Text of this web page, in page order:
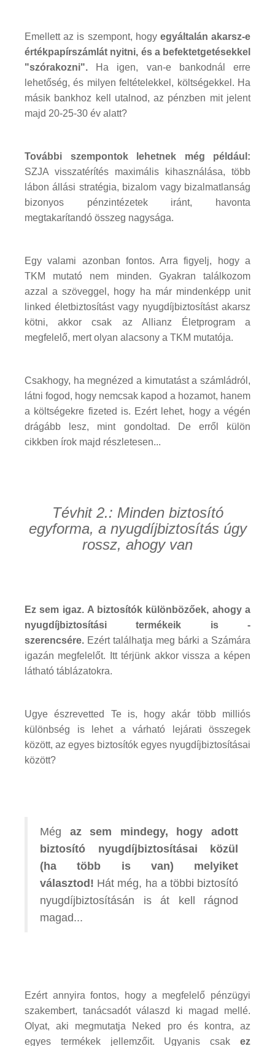
Emellett az is szempont, hogy egyáltalán akarsz-e
értékpapírszámlát nyitni, és a befektetgetésekkel
"szórakozni". Ha igen, van-e bankodnál erre
lehetőség, és milyen feltételekkel, költségekkel. Ha
másik bankhoz kell utalnod, az pénzben mit jelent
majd 20-25-30 év alatt?
További szempontok lehetnek még például:
SZJA visszatérítés maximális kihasználása, több
lábon állási stratégia, bizalom vagy bizalmatlanság
bizonyos pénzintézetek iránt, havonta
megtakarítandó összeg nagysága.
Egy valami azonban fontos. Arra figyelj, hogy a
TKM mutató nem minden. Gyakran találkozom
azzal a szöveggel, hogy ha már mindenképp unit
linked életbiztosítást vagy nyugdíjbiztosítást akarsz
kötni, akkor csak az Allianz Életprogram a
megfelelő, mert olyan alacsony a TKM mutatója.
Csakhogy, ha megnézed a kimutatást a számládról,
látni fogod, hogy nemcsak kapod a hozamot, hanem
a költségekre fizeted is. Ezért lehet, hogy a végén
drágább lesz, mint gondoltad. De erről külön
cikkben írok majd részletesen...
Tévhit 2.: Minden biztosító
egyforma, a nyugdíjbiztosítás úgy
rossz, ahogy van
Ez sem igaz. A biztosítók különbözőek, ahogy a
nyugdíjbiztosítási termékeik is -
szerencsére. Ezért találhatja meg bárki a Számára
igazán megfelelőt. Itt térjünk akkor vissza a képen
látható táblázatokra.
Ugye észrevetted Te is, hogy akár több milliós
különbség is lehet a várható lejárati összegek
között, az egyes biztosítók egyes nyugdíjbiztosításai
között?
Még az sem mindegy, hogy
adott
biztosító nyugdíjbiztosításai közül
(ha több is van) melyiket
választod! Hát még, ha a többi biztosító
nyugdíjbiztosításán is át kell rágnod
magad...
Ezért annyira fontos, hogy a megfelelő pénzügyi
szakembert, tanácsadót válaszd ki magad mellé.
Olyat, aki megmutatja Neked pro és kontra, az
egyes termékek jellemzőit. Ugyanis csak ez